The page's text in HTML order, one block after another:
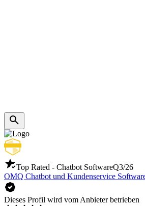
Top Rated - Chatbot SoftwareQ3/26
OMQ Chatbot und Kundenservice
Dieses Profil wird vom Anbieter betrieben